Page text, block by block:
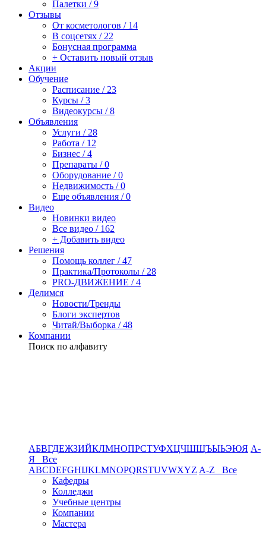
Палетки / 9
Отзывы
От косметологов / 14
В соцсетях / 22
Бонусная программа
+ Оставить новый отзыв
Акции
Обучение
Расписание / 23
Курсы / 3
Видеокурсы / 8
Объявления
Услуги / 28
Работа / 12
Бизнес / 4
Препараты / 0
Оборудование / 0
Недвижимость / 0
Еще объявления / 0
Видео
Новинки видео
Все видео / 162
+ Добавить видео
Решения
Помощь коллег / 47
Практика/Протоколы / 28
PRO-ДВИЖЕНИЕ / 4
Делимся
Новости/Тренды
Блоги экспертов
Читай/Выборка / 48
Компании
Поиск по алфавиту
АБВГДЕЖЗИЙКЛМНОПРСТУФХЦЧШЩЪЫЬЭЮЯ А-
Я Все
ABCDEFGHIJKLMNOPQRSTUVWXYZ A-Z Все
Кафедры
Колледжи
Учебные центры
Компании
Мастера